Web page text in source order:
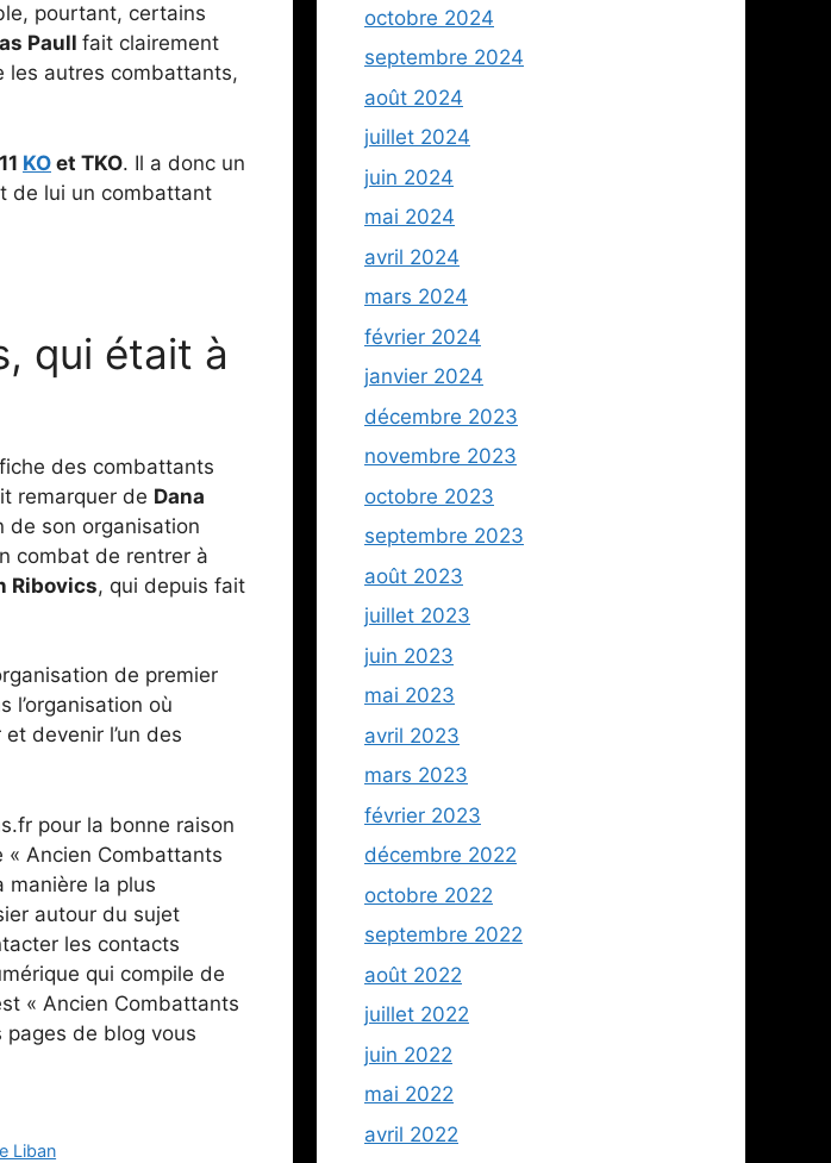
pourtant, certains
Paull fait clairement
les autres combattants,
11 KO et TKO. Il a donc un
de lui un combattant
qui était à
des combattants
remarquer de Dana
de son organisation
combat de rentrer à
Ribovics, qui depuis fait
de premier
l’organisation où
devenir l’un des
pour la bonne raison
« Ancien Combattants
manière la plus
autour du sujet
les contacts
qui compile de
« Ancien Combattants
pages de blog vous
Liban
octobre 2024
septembre 2024
août 2024
juillet 2024
juin 2024
mai 2024
avril 2024
mars 2024
février 2024
janvier 2024
décembre 2023
novembre 2023
octobre 2023
septembre 2023
août 2023
juillet 2023
juin 2023
mai 2023
avril 2023
mars 2023
février 2023
décembre 2022
octobre 2022
septembre 2022
août 2022
juillet 2022
juin 2022
mai 2022
avril 2022